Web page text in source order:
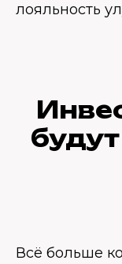
лояльность
Всё больше